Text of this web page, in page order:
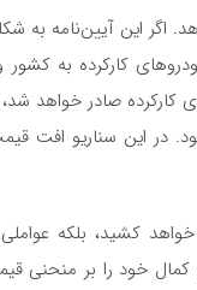
اگر این آیین‌نامه
کارکرده به کشور
کارکرده صادر خواهد
در این سناریو افت
کشید، بلکه
کمال خود را بر منحنی